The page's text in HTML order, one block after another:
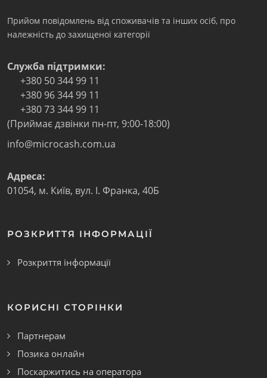
Прийом повідомлень від споживачів та інших осіб, про
належність до захищеної категорії
Служба підтримки:
+380 50 344 99 11
+380 96 344 99 11
+380 73 344 99 11
(Приймає дзвінки пн-пт, 9:00-18:00)
info@microcash.com.ua
Адреса:
01054, м. Київ, вул. І. Франка, 40Б
РОЗКРИТТЯ ІНФОРМАЦІЇ
Розкриття інформації
КОРИСНІ СТОРІНКИ
Партнерам
Позика онлайн
Поскаржитись на оператора